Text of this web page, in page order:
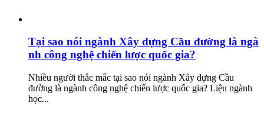
Tại sao nói ngành Xây dựng Cầu đường là ngà
nh công nghệ chiến lược quốc gia?
Nhiều người thắc mắc tại sao nói ngành Xây dựng Cầu
đường là ngành công nghệ chiến lược quốc gia? Liệu ngành
học...